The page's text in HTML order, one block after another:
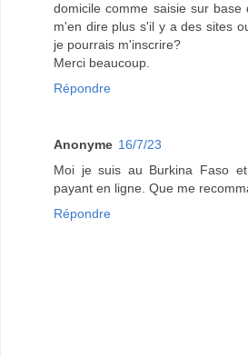
domicile comme saisie sur
m'en dire plus s'il y a des sites
je pourrais m'inscrire?
Merci beaucoup.
Répondre
Anonyme 16/7/23
Moi je suis au Burkina Faso
payant en ligne. Que me
Répondre